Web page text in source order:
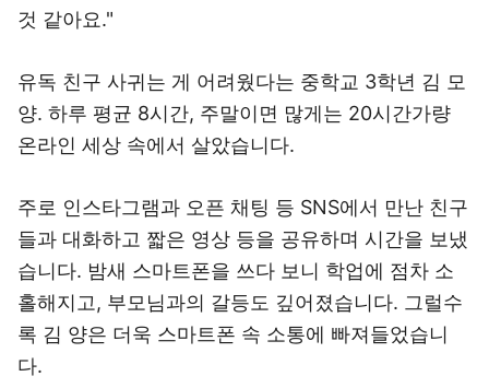
것 같아요."
유독 친구 사귀는 게 어려웠다는 중학교 3학년 김 모
양. 하루 평균 8시간, 주말이면 많게는 20시간가량
온라인 세상 속에서 살았습니다.
주로 인스타그램과 오픈 채팅 등 SNS에서 만난 친구
들과 대화하고 짧은 영상 등을 공유하며 시간을 보냈
습니다. 밤새 스마트폰을 쓰다 보니 학업에 점차 소
홀해지고, 부모님과의 갈등도 깊어졌습니다. 그럴수
록 김 양은 더욱 스마트폰 속 소통에 빠져들었습니
다.